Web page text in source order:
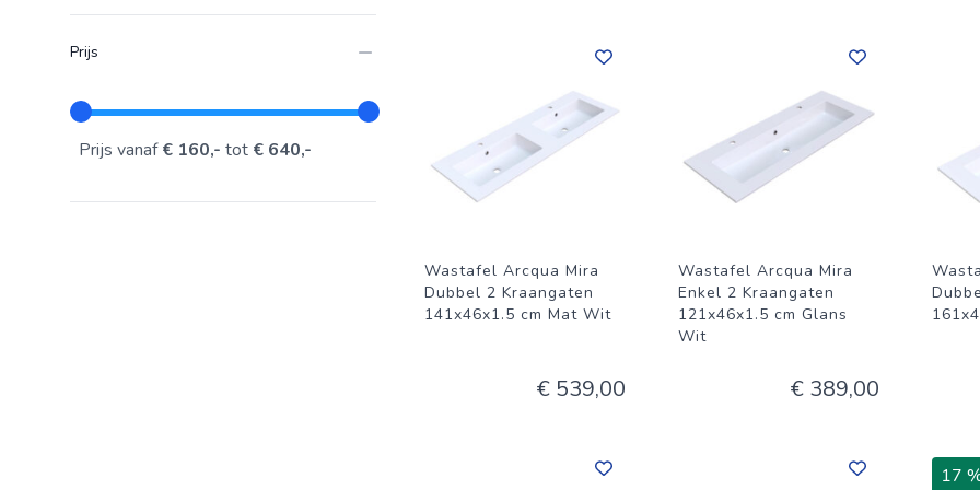
Prijs
Prijs vanaf€ 160,- tot € 640,-
Wastafel Arcqua Mira
Dubbel 2 Kraangaten
141x46x1.5 cm Mat Wit
€ 539,00
Wastafel Arcqua Mira
Enkel 2 Kraangaten
121x46x1.5 cm Glans
Wit
€ 389,00
17